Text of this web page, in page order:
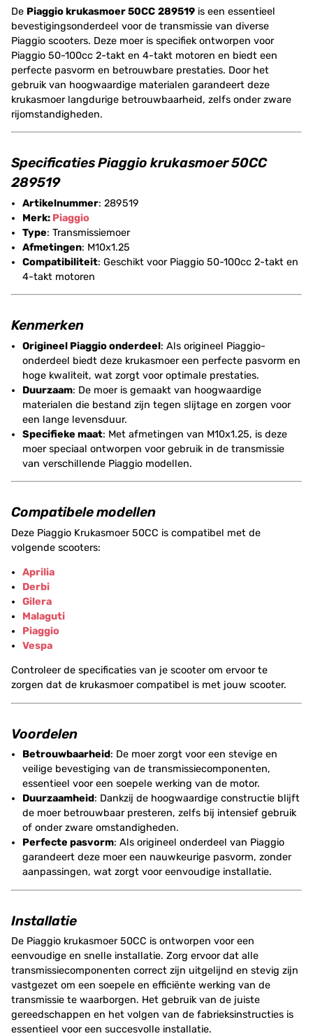
De Piaggio krukasmoer 50CC 289519 is een essentieel
bevestigingsonderdeel voor de transmissie van diverse
Piaggio scooters. Deze moer is specifiek ontworpen voor
Piaggio 50-100cc 2-takt en 4-takt motoren en biedt een
perfecte pasvorm en betrouwbare prestaties. Door het
gebruik van hoogwaardige materialen garandeert deze
krukasmoer langdurige betrouwbaarheid, zelfs onder zware
rijomstandigheden.
Specificaties Piaggio krukasmoer 50CC
289519
Artikelnummer: 289519
Merk: Piaggio
Type: Transmissiemoer
Afmetingen: M10x1.25
Compatibiliteit: Geschikt voor Piaggio 50-100cc 2-takt en
4-takt motoren
Kenmerken
Origineel Piaggio onderdeel: Als origineel Piaggio-
onderdeel biedt deze krukasmoer een perfecte pasvorm en
hoge kwaliteit, wat zorgt voor optimale prestaties.
Duurzaam: De moer is gemaakt van hoogwaardige
materialen die bestand zijn tegen slijtage en zorgen voor
een lange levensduur.
Specifieke maat: Met afmetingen van M10x1.25, is deze
moer speciaal ontworpen voor gebruik in de transmissie
van verschillende Piaggio modellen.
Compatibele modellen
Deze Piaggio Krukasmoer 50CC is compatibel met de
volgende scooters:
Aprilia
Derbi
Gilera
Malaguti
Piaggio
Vespa
Controleer de specificaties van je scooter om ervoor te
zorgen dat de krukasmoer compatibel is met jouw scooter.
Voordelen
Betrouwbaarheid: De moer zorgt voor een stevige en
veilige bevestiging van de transmissiecomponenten,
essentieel voor een soepele werking van de motor.
Duurzaamheid: Dankzij de hoogwaardige constructie blijft
de moer betrouwbaar presteren, zelfs bij intensief gebruik
of onder zware omstandigheden.
Perfecte pasvorm: Als origineel onderdeel van Piaggio
garandeert deze moer een nauwkeurige pasvorm, zonder
aanpassingen, wat zorgt voor eenvoudige installatie.
Installatie
De Piaggio krukasmoer 50CC is ontworpen voor een
eenvoudige en snelle installatie. Zorg ervoor dat alle
transmissiecomponenten correct zijn uitgelijnd en stevig zijn
vastgezet om een soepele en efficiënte werking van de
transmissie te waarborgen. Het gebruik van de juiste
gereedschappen en het volgen van de fabrieksinstructies is
essentieel voor een succesvolle installatie.